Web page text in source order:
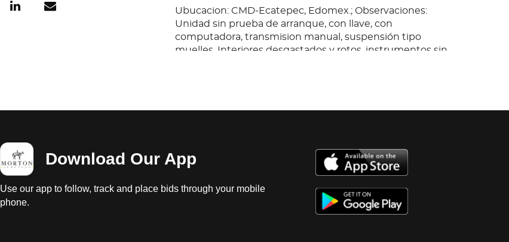
Ubucacion: CMD-Ecatepec, Edomex.; Observaciones:
Unidad sin prueba de arranque, con llave, con
computadora, transmision manual, suspensión tipo
muelles. Interiores desgastados y rotos, instrumentos sin
Download Our App
Use our app to follow, track and place bids through your mobile
phone.